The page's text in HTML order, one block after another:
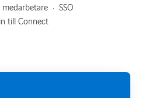
· SSO
till Connect